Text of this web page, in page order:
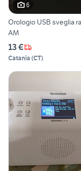
6
Orologio USB sveglia radio FM
AM
13 €
Catania (CT)